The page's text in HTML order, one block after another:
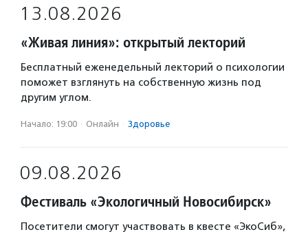
13.08.2026
«Живая линия»: открытый лекторий
Бесплатный еженедельный лекторий о психологии
поможет взглянуть на собственную жизнь под
другим углом.
Начало: 19:00 · Онлайн · Здоровье
09.08.2026
Фестиваль «Экологичный Новосибирск»
Посетители смогут участвовать в квесте «ЭкоСиб»,